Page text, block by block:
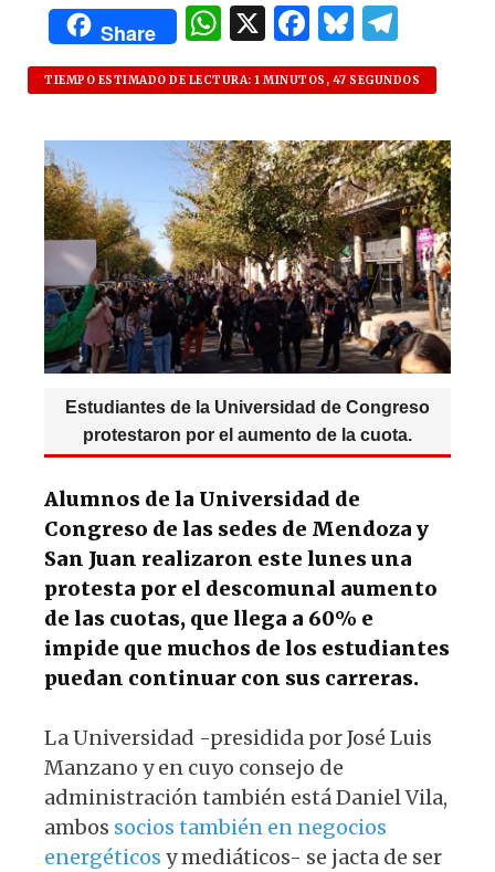
Share
W
h
at
s
A
p
p
X F
a
c
e
b
o
o
k
B
lu
es
k
y
el
e
g
ra
m
TIEMPO ESTIMADO DE LECTURA: 1 MINUTOS, 47 SEGUNDOS
Estudiantes de la Universidad de Congreso
protestaron por el aumento de la cuota.
Alumnos de la Universidad de
Congreso de las sedes de Mendoza y
San Juan realizaron este lunes una
protesta por el descomunal aumento
de las cuotas, que llega a 60% e
impide que muchos de los estudiantes
puedan continuar con sus carreras.
La Universidad -presidida por José Luis
Manzano y en cuyo consejo de
administración también está Daniel Vila,
ambos socios también en negocios
energéticos y mediáticos- se jacta de ser